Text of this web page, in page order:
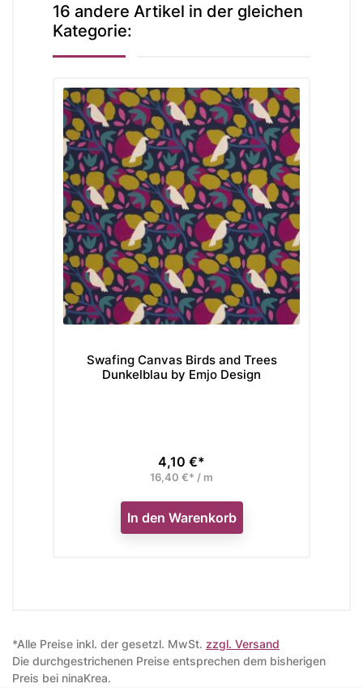
16 andere Artikel in der gleichen
Kategorie:
Swafing Canvas Birds and Trees
Dunkelblau by Emjo Design
Preis
4,10 €*
16,40 €* / m
In den Warenkorb
*Alle Preise inkl. der gesetzl. MwSt. zzgl. Versand
Die durchgestrichenen Preise entsprechen dem bisherigen
Preis bei ninaKrea.